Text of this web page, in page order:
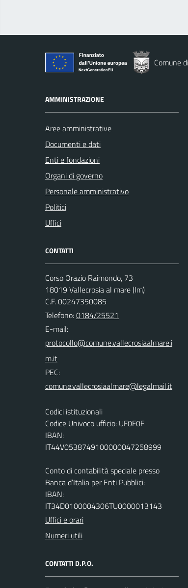
Comune
AMMINISTRAZIONE
Aree amministrative
Documenti e dati
Enti e fondazioni
Organi di governo
Personale amministrativo
Politici
Uffici
CONTATTI
Corso Orazio Raimondo, 73
18019 Vallecrosia al mare (Im)
C.F. 00247350085
Telefono:0184/25521
E-mail:
PEC:
Codici istituzionali
Codice Univoco ufficio: UF0F0F
IBAN:
IT44V0538749100000047258999
Conto di contabilità speciale presso
Banca d’Italia per Enti Pubblici:
IBAN:
IT34D0100004306TU0000013143
Uffici e orari
Numeri utili
CONTATTI D.P.O.